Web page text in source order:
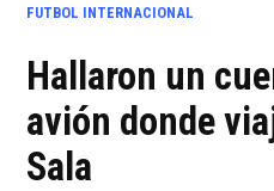
PUBLICADO
FUTBOL INTERNACIONAL
Hallaron un
avión donde
Sala